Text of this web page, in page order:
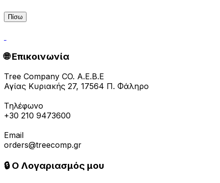
🌐 Επικοινωνία
Tree Company CO. A.E.B.E
Αγίας Κυριακής 27, 17564 Π. Φάληρο
Τηλέφωνο
+30 210 9473600
Email
orders@treecomp.gr
🔒 Ο Λογαριασμός μου